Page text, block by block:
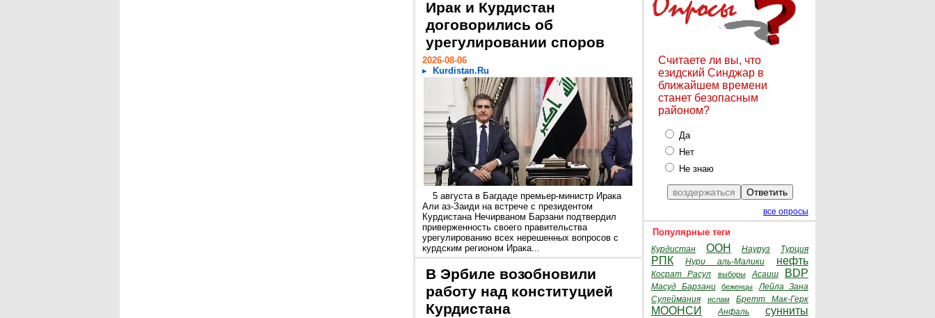
Ирак и Курдистан
договорились об
урегулировании споров
2026-08-06
Kurdistan.Ru
5 августа в Багдаде премьер-министр Ирака
Али аз-Заиди на встрече с президентом
Курдистана Нечирваном Барзани подтвердил
приверженность своего правительства
урегулированию всех нерешенных вопросов с
курдским регионом Ирака...
В Эрбиле возобновили
работу над конституцией
Курдистана
Считаете ли вы, что
езидский Синджар в
ближайшем времени
станет безопасным
районом?
Да
Нет
Не знаю
все опросы
Популярные теги
Курдистан ООН Науруз Турция
РПК Нури аль-Малики нефть
Косрат Расул выборы Асаиш BDP
Масуд Барзани беженцы
Лейла Зана
Сулеймания
ислам Бретт Мак-Герк
МООНСИ Анфаль сунниты